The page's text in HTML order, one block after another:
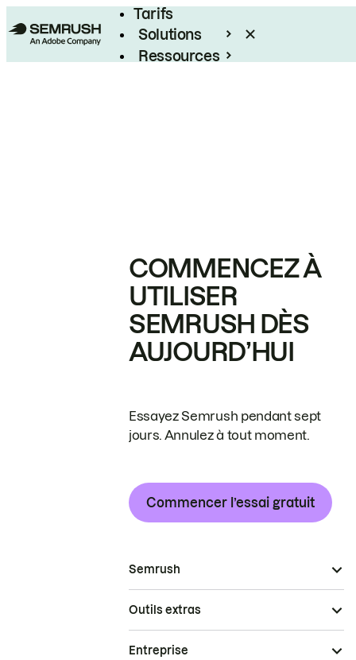
Tarifs
Solutions
Ressources
COMMENCEZ À
UTILISER
SEMRUSH DÈS
AUJOURD’HUI
Essayez Semrush pendant sept
jours. Annulez à tout moment.
Commencer l’essai gratuit
Semrush
Outils extras
Entreprise